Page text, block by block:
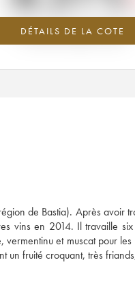
DÉTAILS DE LA COTE
Tendance à la baisse du millésime
en 2026 par rapport à 2025
de Bastia). Après avoir
vins en 2014. Il travaille six
et muscat pour les
un fruité croquant, très